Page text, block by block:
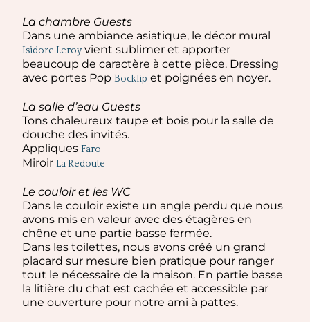
La chambre Guests
Dans une ambiance asiatique, le décor mural
Isidore Leroyvient sublimer et apporter
beaucoup de caractère à cette pièce. Dressing
avec portes Pop Bocklip et poignées en noyer.
La salle d’eau Guests
Tons chaleureux taupe et bois pour la salle de
douche des invités.
AppliquesFaro
MiroirLa Redoute
Le couloir et les WC
Dans le couloir existe un angle perdu que nous
avons mis en valeur avec des étagères en
chêne et une partie basse fermée.
Dans les toilettes, nous avons créé un grand
placard sur mesure bien pratique pour ranger
tout le nécessaire de la maison. En partie basse
la litière du chat est cachée et accessible par
une ouverture pour notre ami à pattes.